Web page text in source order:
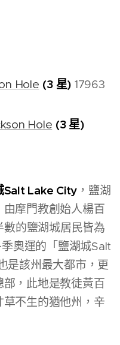
Hole (3 星) 17963
Hole (3 星)
Salt Lake City ，鹽湖
摩門教創始人楊百
數的鹽湖城居民皆為
奧運的「鹽湖城Salt
是該州最大都市，更
，此地是教徒黃百
不生的猶他州，辛